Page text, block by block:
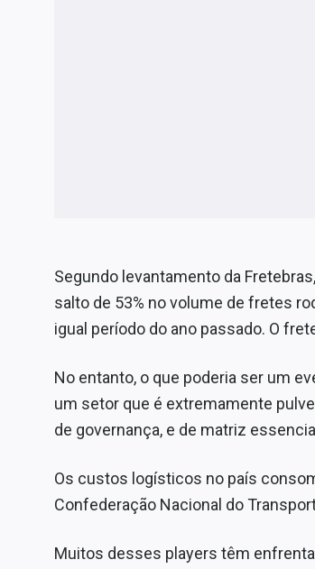
Segundo levantamento da
salto de 53% no volume de fretes
igual período do ano passado. O
No entanto, o que poderia ser um
um setor que é extremamente
de governança, e de matriz
Os custos logísticos no país
Confederação Nacional do
Muitos desses players têm